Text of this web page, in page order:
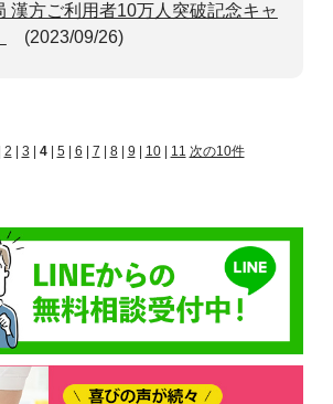
漢方ご利用者10万人突破記念キャ
(2023/09/26)
2 3 4| 5 6 7 8| 9 10| 11 次の10件